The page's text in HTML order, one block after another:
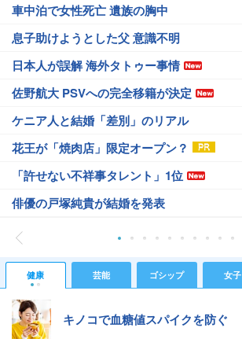
車中泊で女性死亡 遺族の胸中
息子助けようとした父 意識不明
日本人が誤解 海外タトゥー事情
佐野航大 PSVへの完全移籍が決定
ケニア人と結婚「差別」のリアル
花王が「焼肉店」限定オープン？
「許せない不祥事タレント」1位
俳優の戸塚純貴が結婚を発表
健康 芸能 ゴシップ 女子
キノコで血糖値スパイクを防ぐ